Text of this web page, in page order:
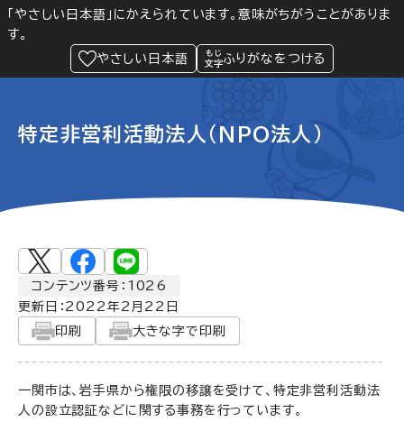
「やさしい日本語」にかえられています。意味がちがうことがありま
す。
やさしい日本語
ふりがなをつける
Language 閲覧支援
緊急情報
特定非営利活動法人（NPO法人）
コンテンツ番号：1026
更新日： 2022年2月22日
印刷
大きな字で印刷
一関市は、岩手県から権限の移譲を受けて、特定非営利活動法
人の設立認証などに関する事務を行っています。